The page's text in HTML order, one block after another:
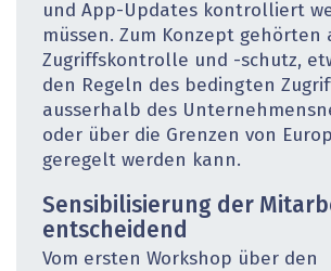
und App-Updates kontrolliert
müssen. Zum Konzept gehörten
Zugriffskontrolle und -schutz,
den Regeln des bedingten
ausserhalb des
oder über die Grenzen von
geregelt werden kann.
Sensibilisierung der
entscheidend
Vom ersten Workshop über den